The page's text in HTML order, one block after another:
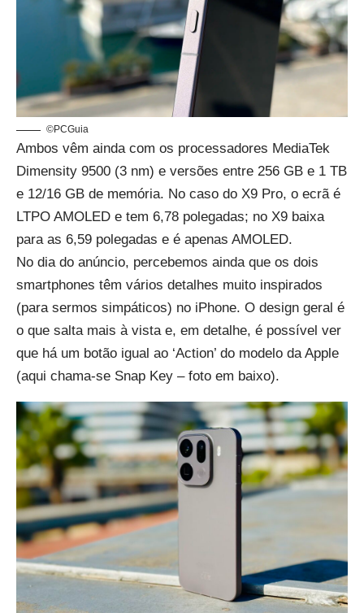
©PCGuia
Ambos vêm ainda com os processadores MediaTek
Dimensity 9500 (3 nm) e versões entre 256 GB e 1 TB
e 12/16 GB de memória. No caso do X9 Pro, o ecrã é
LTPO AMOLED e tem 6,78 polegadas; no X9 baixa
para as 6,59 polegadas e é apenas AMOLED.
No dia do anúncio, percebemos ainda que os dois
smartphones têm vários detalhes muito inspirados
(para sermos simpáticos) no iPhone. O design geral é
o que salta mais à vista e, em detalhe, é possível ver
que há um botão igual ao ‘Action’ do modelo da Apple
(aqui chama-se Snap Key – foto em baixo).